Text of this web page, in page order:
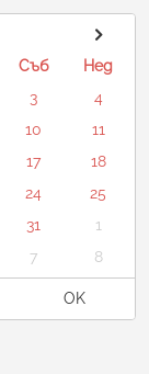
Съб
Нед
3
4
10
11
17
18
24
25
31
1
7 8
OK